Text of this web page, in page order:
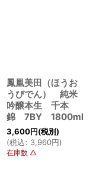
鳳凰美田（ほうお
うびでん） 純米
吟醸本生 千本
錦 7BY 1800ml
3,600円(税別)
(税込: 3,960円)
在庫数 △